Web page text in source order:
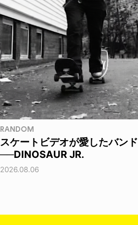
RANDOM
スケートビデオが愛したバンド
──DINOSAUR JR.
2026.08.06